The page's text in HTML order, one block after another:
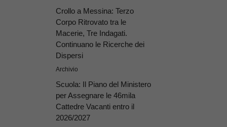
Crollo a Messina: Terzo
Corpo Ritrovato tra le
Macerie, Tre Indagati.
Continuano le Ricerche dei
Dispersi
Archivio
Scuola: Il Piano del Ministero
per Assegnare le 46mila
Cattedre Vacanti entro il
2026/2027